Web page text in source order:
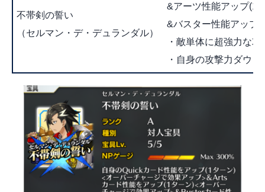
不帯剣の誓い
（セルマン・デ・デュランダル）
&アーツ性能アップ
&バスター性能アップ
・敵単体に超強力な攻
・自身の攻撃力ダウ